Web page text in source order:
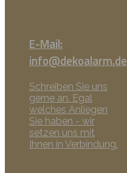
E-Mail:
info@dekoalarm.de
Schreiben Sie uns
gerne an. Egal
welches Anliegen
Sie haben - wir
setzen uns mit
Ihnen in Verbindung.